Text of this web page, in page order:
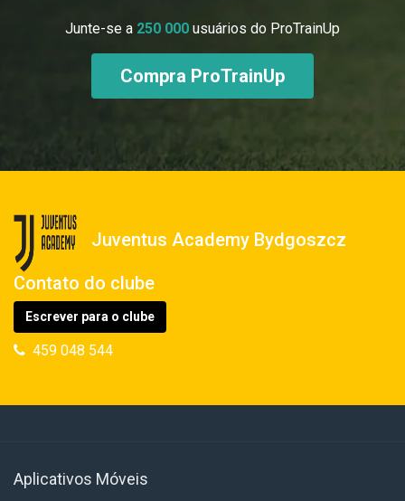
Junte-se a 250 000 usuários do ProTrainUp
Compra ProTrainUp
Juventus Academy Bydgoszcz
Contato do clube
Escrever para o clube
459 048 544
Aplicativos Móveis